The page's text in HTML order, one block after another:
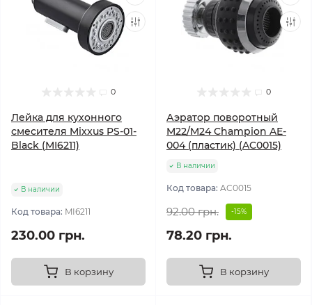
0
Лейка для кухонного
смесителя Mixxus PS-01-
Black (MI6211)
В наличии
Код товара: MI6211
230.00 грн.
В корзину
0
Аэратор поворотный
M22/M24 Champion AE-
004 (пластик) (AC0015)
В наличии
Код товара: AC0015
92.00 грн. -15%
78.20 грн.
В корзину